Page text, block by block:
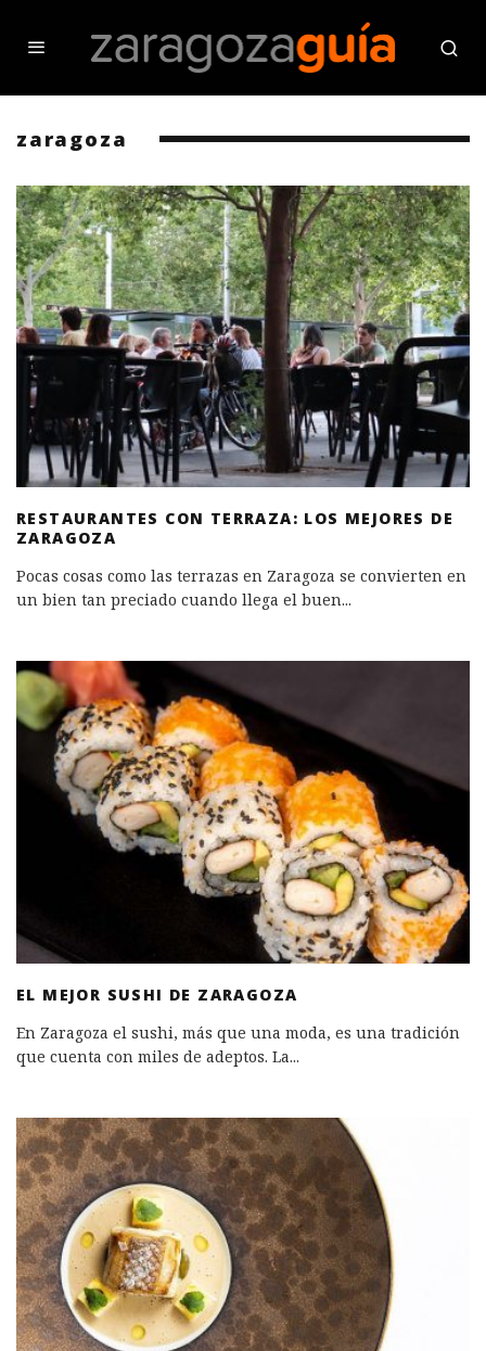
zaragoza
RESTAURANTES CON TERRAZA: LOS MEJORES DE
ZARAGOZA
Pocas cosas como las terrazas en Zaragoza se convierten en
un bien tan preciado cuando llega el buen...
EL MEJOR SUSHI DE ZARAGOZA
En Zaragoza el sushi, más que una moda, es una tradición
que cuenta con miles de adeptos. La...